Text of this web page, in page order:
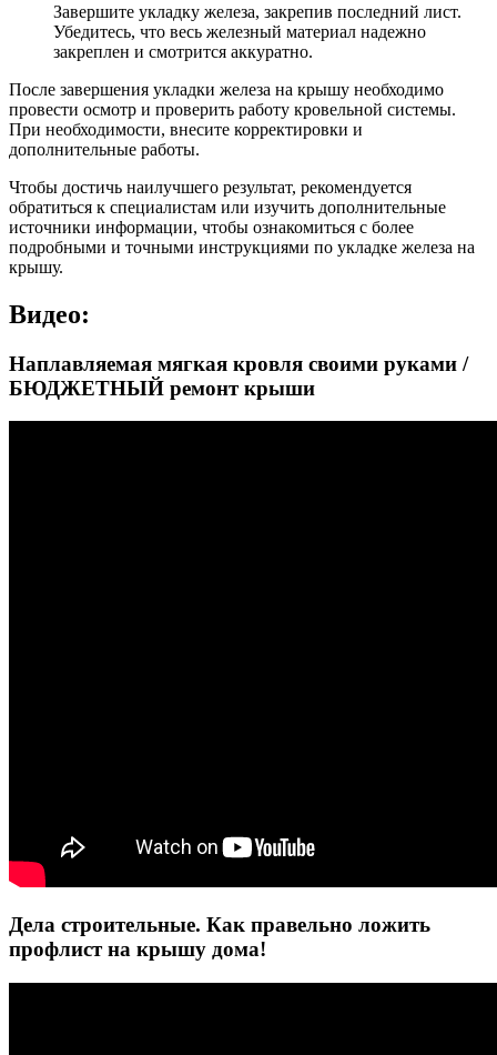
Завершите укладку железа, закрепив последний лист.
Убедитесь, что весь железный материал надежно
закреплен и смотрится аккуратно.
После завершения укладки железа на крышу необходимо
провести осмотр и проверить работу кровельной системы.
При необходимости, внесите корректировки и
дополнительные работы.
Чтобы достичь наилучшего результат, рекомендуется
обратиться к специалистам или изучить дополнительные
источники информации, чтобы ознакомиться с более
подробными и точными инструкциями по укладке железа на
крышу.
Видео:
Наплавляемая мягкая кровля своими руками /
БЮДЖЕТНЫЙ ремонт крыши
Дела строительные. Как правельно ложить
профлист на крышу дома!